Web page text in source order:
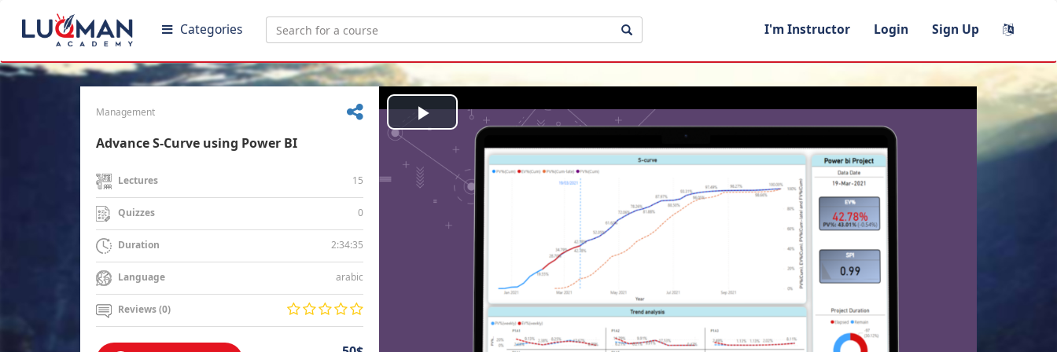
Categories I'm Instructor Login Sign Up
Management
Advance S-Curve using Power BI
Lectures 15
Quizzes 0
Duration 2:34:35
Language arabic
Reviews (0)
Play
Video